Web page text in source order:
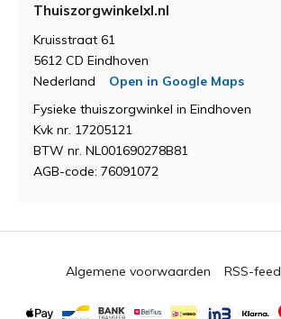
Thuiszorgwinkelxl.nl
Kruisstraat 61
5612 CD Eindhoven
Nederland
Open in Google Maps
Fysieke thuiszorgwinkel in Eindhoven
Kvk nr. 17205121
BTW nr. NL001690278B81
AGB-code: 76091072
Algemene voorwaarden RSS-feed